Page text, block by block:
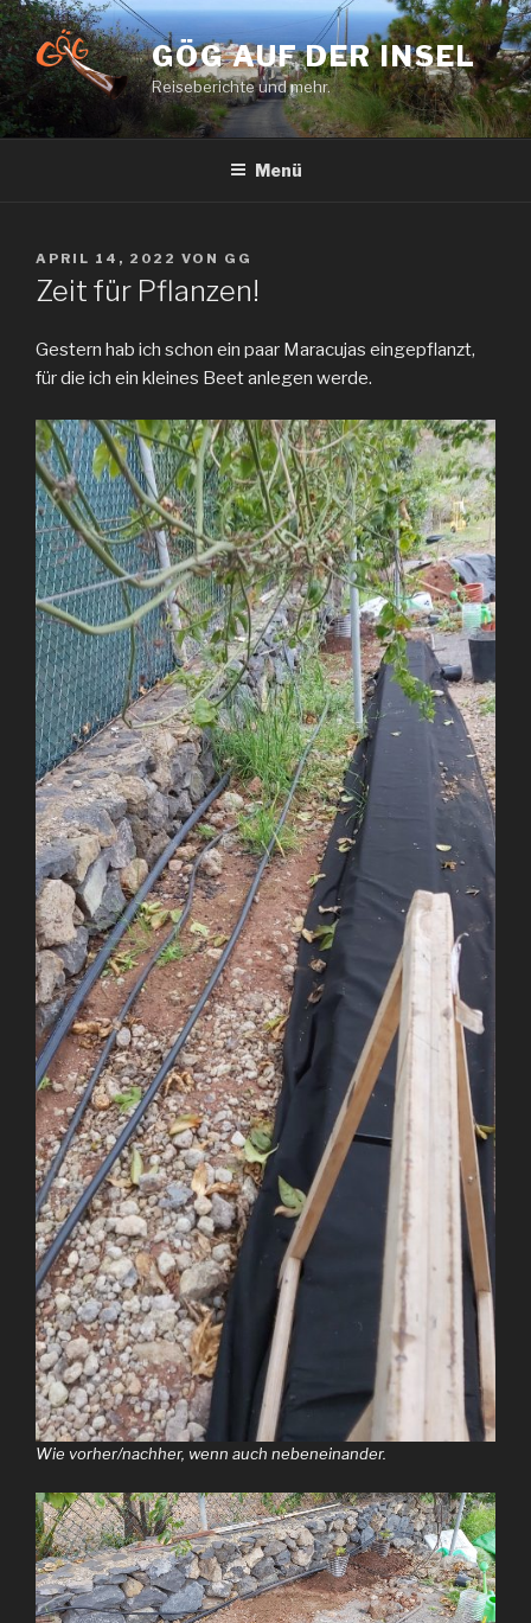
Zum
Inhalt
springen
GÖG AUF DER INSEL
Reiseberichte und mehr.
Menü
VERÖFFENTLICHT
AM
APRIL 14, 2022 VON GG
Zeit für Pflanzen!
Gestern hab ich schon ein paar Maracujas eingepflanzt,
für die ich ein kleines Beet anlegen werde.
Wie vorher/nachher, wenn auch nebeneinander.